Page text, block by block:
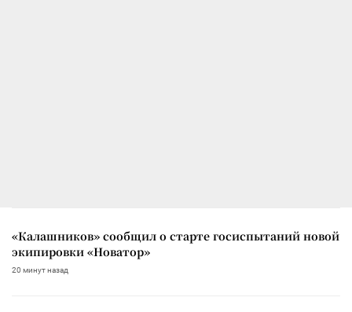
«Калашников» сообщил о старте госиспытаний новой
экипировки «Новатор»
20 минут назад